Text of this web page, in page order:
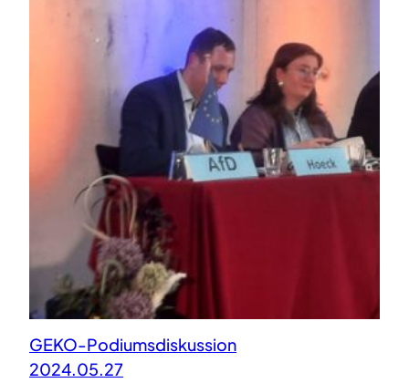
GEKO-Podiumsdiskussion
2024.05.27